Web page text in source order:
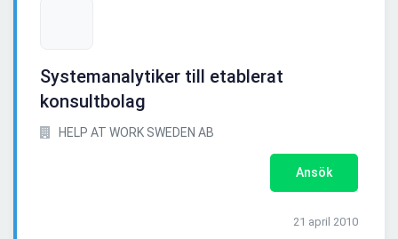
Systemanalytiker till etablerat
konsultbolag
HELP AT WORK SWEDEN AB
Ansök
21 april 2010